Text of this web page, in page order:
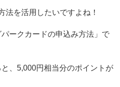
法を活用したいですよね！
ークカードの申込み方法」で
、5,000円相当分のポイントが